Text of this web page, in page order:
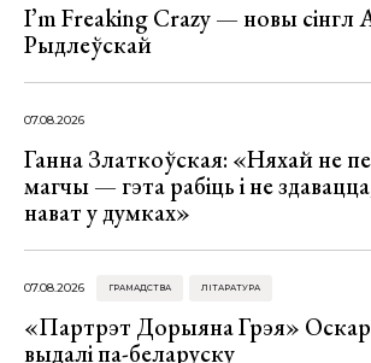
I’m Freaking Crazy — новы сінгл
Рыдлеўскай
07.08.2026
Ганна Златкоўская: «Няхай не
магчы — гэта рабіць і не
нават у думках»
07.08.2026 ГРАМАДСТВА ЛІТАРАТУРА
«Партрэт Дорыяна Грэя»
выдалі па-беларуску